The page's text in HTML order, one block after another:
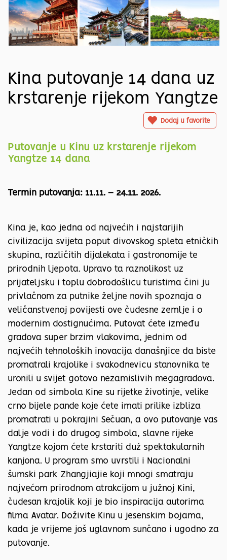
Kina putovanje 14 dana uz
krstarenje rijekom Yangtze
Dodaj u favorite
Putovanje u Kinu uz krstarenje rijekom
Yangtze 14 dana
Termin putovanja: 11.11. – 24.11. 2026.
Kina je, kao jedna od najvećih i najstarijih
civilizacija svijeta poput divovskog spleta etničkih
skupina, različitih dijalekata i gastronomije te
prirodnih ljepota. Upravo ta raznolikost uz
prijateljsku i toplu dobrodošlicu turistima čini ju
privlačnom za putnike željne novih spoznaja o
veličanstvenoj povijesti ove čudesne zemlje i o
modernim dostignućima. Putovat ćete između
gradova super brzim vlakovima, jednim od
najvećih tehnoloških inovacija današnjice da biste
promatrali krajolike i svakodnevicu stanovnika te
uronili u svijet gotovo nezamislivih megagradova.
Jedan od simbola Kine su rijetke životinje, velike
crno bijele pande koje ćete imati prilike izbliza
promatrati u pokrajini Sečuan, a ovo putovanje vas
dalje vodi i do drugog simbola, slavne rijeke
Yangtze kojom ćete krstariti duž spektakularnih
kanjona. U program smo uvrstili i Nacionalni
šumski park Zhangjiajie koji mnogi smatraju
najvećom prirodnom atrakcijom u južnoj Kini,
čudesan krajolik koji je bio inspiracija autorima
filma Avatar. Doživite Kinu u jesenskim bojama,
kada je vrijeme još uglavnom sunčano i ugodno za
putovanje.